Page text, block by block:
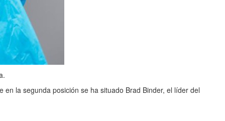
la segunda posición se ha situado Brad Binder, el líder del